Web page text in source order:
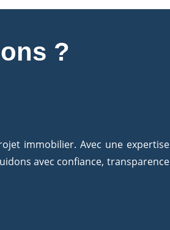
?
immobilier. Avec une expertise
avec confiance, transparence